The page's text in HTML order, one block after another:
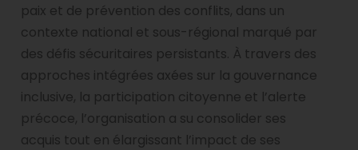
paix et de prévention des conflits, dans un
contexte national et sous-régional marqué par
des défis sécuritaires persistants. À travers des
approches intégrées axées sur la gouvernance
inclusive, la participation citoyenne et l’alerte
précoce, l’organisation a su consolider ses
acquis tout en élargissant l’impact de ses